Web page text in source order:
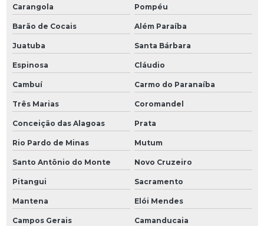
Carangola Pompéu
Barão de Cocais Além Paraíba
Juatuba Santa Bárbara
Espinosa Cláudio
Cambuí Carmo do Paranaíba
Três Marias Coromandel
Conceição das Alagoas Prata
Rio Pardo de Minas Mutum
Santo Antônio do Monte Novo Cruzeiro
Pitangui Sacramento
Mantena Elói Mendes
Campos Gerais Camanducaia